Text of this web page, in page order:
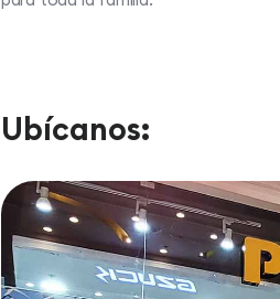
Ubícanos: